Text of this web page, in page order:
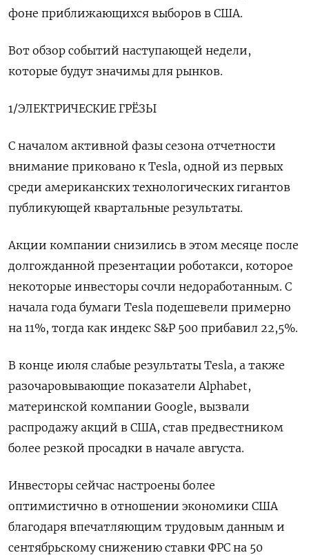
фоне приближающихся выборов в США.
Вот обзор событий наступающей недели,
которые будут значимы для рынков.
1/ЭЛЕКТРИЧЕСКИЕ ГРЁЗЫ
С началом активной фазы сезона отчетности
внимание приковано к Tesla, одной из первых
среди американских технологических гигантов
публикующей квартальные результаты.
Акции компании снизились в этом месяце после
долгожданной презентации роботакси, которое
некоторые инвесторы сочли недоработанным. С
начала года бумаги Tesla подешевели примерно
на 11%, тогда как индекс S&P 500 прибавил 22,5%.
В конце июля слабые результаты Tesla, а также
разочаровывающие показатели Alphabet,
материнской компании Google, вызвали
распродажу акций в США, став предвестником
более резкой просадки в начале августа.
Инвесторы сейчас настроены более
оптимистично в отношении экономики США
благодаря впечатляющим трудовым данным и
сентябрьскому снижению ставки ФРС на 50